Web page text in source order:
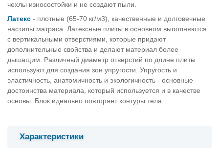
чехлы износостойки и не создают пыли.
Латекс - плотные (65-70 кг/м3), качественные и долговечные
настилы матраса. Латексные плиты в основном выполняются
с вертикальными отверстиями, которые придают
дополнительные свойства и делают материал более
дышащим. Различный диаметр отверстий по длине плиты
используют для создания зон упругости. Упругость и
эластичность, анатомичность и экологичность - основные
достоинства материала, который используется и в качестве
основы. Блок идеально повторяет контуры тела.
Характеристики